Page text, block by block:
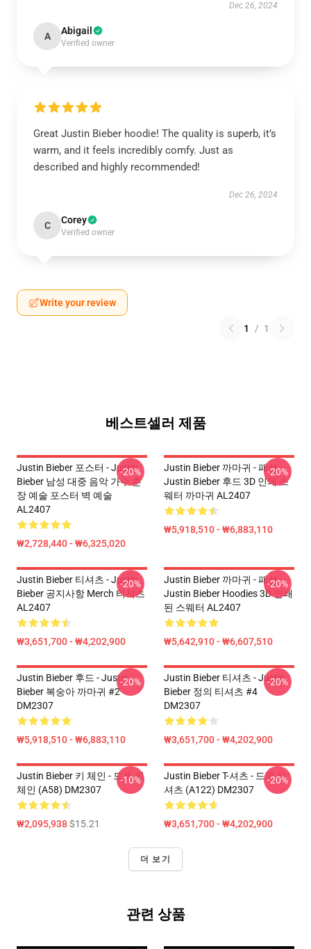
Dec 26, 2024
A Abigail
Verified owner
Great Justin Bieber hoodie! The quality is superb, it’s
warm, and it feels incredibly comfy. Just as
described and highly recommended!
Dec 26, 2024
C Corey
Verified owner
Write your review
1 / 1
베스트셀러 제품
Justin Bieber 포스터 - Justin
Bieber 남성 대중 음악 가수 훈
장 예술 포스터 벽 예술
AL2407
₩2,728,440 - ₩6,325,020
-20%
Justin Bieber 까마귀 - 패션
Justin Bieber 후드 3D 인쇄 스
웨터 까마귀 AL2407
₩5,918,510 - ₩6,883,110
-20%
Justin Bieber 티셔츠 - Justin
Bieber 공지사항 Merch 티셔츠
AL2407
₩3,651,700 - ₩4,202,900
-20%
Justin Bieber 까마귀 - 패션
Justin Bieber Hoodies 3D 인쇄
된 스웨터 AL2407
₩5,642,910 - ₩6,607,510
-20%
Justin Bieber 후드 - Justin
Bieber 복숭아 까마귀 #2
DM2307
₩5,918,510 - ₩6,883,110
-20%
Justin Bieber 티셔츠 - Justin
Bieber 정의 티셔츠 #4
DM2307
₩3,651,700 - ₩4,202,900
-20%
Justin Bieber 키 체인 - 드루 키
체인 (A58) DM2307
₩2,095,938$15.21
-10%
Justin Bieber T-셔츠 - 드루 티
셔츠 (A122) DM2307
₩3,651,700 - ₩4,202,900
-20%
더 보기
관련 상품